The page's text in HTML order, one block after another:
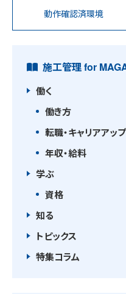
動作確認済環境
施工管理 for
働く
働き方
転職・キャリアアップ
年収・給料
学ぶ
資格
知る
トピックス
特集コラム